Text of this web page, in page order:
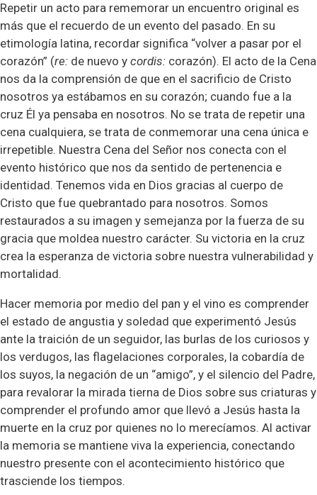
Repetir un acto para rememorar un encuentro original es
más que el recuerdo de un evento del pasado. En su
etimología latina, recordar significa “volver a pasar por el
corazón” (re: de nuevo y cordis: corazón). El acto de la Cena
nos da la comprensión de que en el sacrificio de Cristo
nosotros ya estábamos en su corazón; cuando fue a la
cruz Él ya pensaba en nosotros. No se trata de repetir una
cena cualquiera, se trata de conmemorar una cena única e
irrepetible. Nuestra Cena del Señor nos conecta con el
evento histórico que nos da sentido de pertenencia e
identidad. Tenemos vida en Dios gracias al cuerpo de
Cristo que fue quebrantado para nosotros. Somos
restaurados a su imagen y semejanza por la fuerza de su
gracia que moldea nuestro carácter. Su victoria en la cruz
crea la esperanza de victoria sobre nuestra vulnerabilidad y
mortalidad.
Hacer memoria por medio del pan y el vino es comprender
el estado de angustia y soledad que experimentó Jesús
ante la traición de un seguidor, las burlas de los curiosos y
los verdugos, las flagelaciones corporales, la cobardía de
los suyos, la negación de un “amigo”, y el silencio del Padre,
para revalorar la mirada tierna de Dios sobre sus criaturas y
comprender el profundo amor que llevó a Jesús hasta la
muerte en la cruz por quienes no lo merecíamos. Al activar
la memoria se mantiene viva la experiencia, conectando
nuestro presente con el acontecimiento histórico que
trasciende los tiempos.